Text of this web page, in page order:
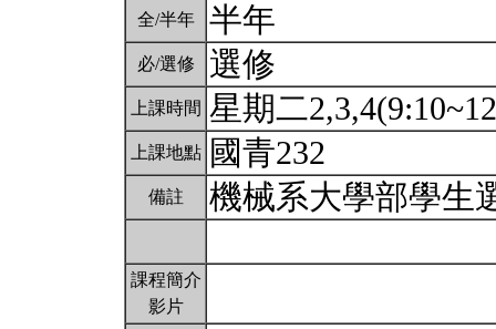
全/半年 半年
必/選修 選修
上課時間 星期二
上課地點 國青232
備註 機械系大學部學生
課程簡介
影片